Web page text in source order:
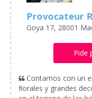
Provocateur
Goya 17, 28001
Pide
Contamos con un
ﬂorales y grandes